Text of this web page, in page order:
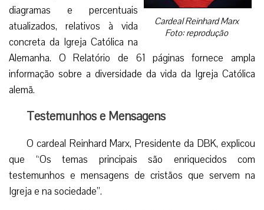
Cardeal Reinhard Marx
Foto: reprodução
diagramas e percentuais
atualizados, relativos à vida
concreta da Igreja Católica na
Alemanha. O Relatório de 61 páginas fornece ampla
informação sobre a diversidade da vida da Igreja Católica
alemã.
Testemunhos e Mensagens
O cardeal Reinhard Marx, Presidente da DBK, explicou
que “Os temas principais são enriquecidos com
testemunhos e mensagens de cristãos que servem na
Igreja e na sociedade”.